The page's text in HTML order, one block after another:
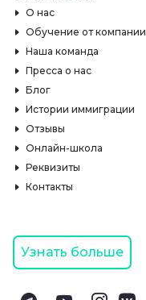
О нас
Обучение от компании
Наша команда
Пресса о нас
Блог
Истории иммиграции
Отзывы
Онлайн-школа
Реквизиты
Контакты
Узнать больше